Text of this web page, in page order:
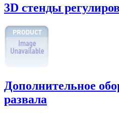
3D стенды
Дополнительное
развала